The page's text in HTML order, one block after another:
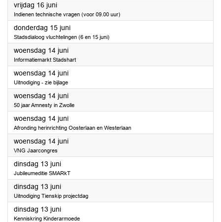
vrijdag 16 juni2023
Indienen technische vragen (voor 09.00 uur)
donderdag 15 juni2023
Stadsdialoog vluchtelingen (6 en 15 juni)
woensdag 14 juni2023
Informatiemarkt Stadshart
woensdag 14 juni2023
Uitnodiging - zie bijlage
woensdag 14 juni2023
50 jaar Amnesty in Zwolle
woensdag 14 juni2023
Afronding herinrichting Oosterlaan en Westerlaan
woensdag 14 juni2023
VNG Jaarcongres
dinsdag 13 juni2023
Jubileumeditie SMARkT
dinsdag 13 juni2023
Uitnodiging Tienskip projectdag
dinsdag 13 juni2023
Kenniskring Kinderarmoede